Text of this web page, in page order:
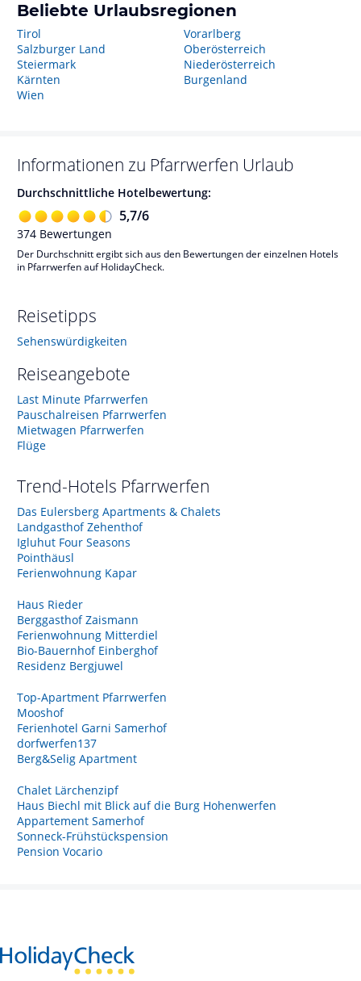
Beliebte Urlaubsregionen
Tirol
Salzburger Land
Steiermark
Kärnten
Wien
Vorarlberg
Oberösterreich
Niederösterreich
Burgenland
Informationen zu Pfarrwerfen Urlaub
Durchschnittliche Hotelbewertung:
5,7/6
374 Bewertungen
Der Durchschnitt ergibt sich aus den Bewertungen der einzelnen Hotels
in Pfarrwerfen auf HolidayCheck.
Reisetipps
Sehenswürdigkeiten
Reiseangebote
Last Minute Pfarrwerfen
Pauschalreisen Pfarrwerfen
Mietwagen Pfarrwerfen
Flüge
Trend-Hotels Pfarrwerfen
Das Eulersberg Apartments & Chalets
Landgasthof Zehenthof
Igluhut Four Seasons
Pointhäusl
Ferienwohnung Kapar
Haus Rieder
Berggasthof Zaismann
Ferienwohnung Mitterdiel
Bio-Bauernhof Einberghof
Residenz Bergjuwel
Top-Apartment Pfarrwerfen
Mooshof
Ferienhotel Garni Samerhof
dorfwerfen137
Berg&Selig Apartment
Chalet Lärchenzipf
Haus Biechl mit Blick auf die Burg Hohenwerfen
Appartement Samerhof
Sonneck-Frühstückspension
Pension Vocario